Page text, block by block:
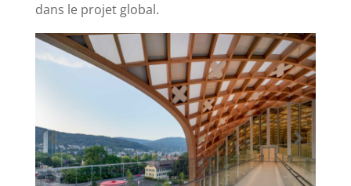
dans le projet global.